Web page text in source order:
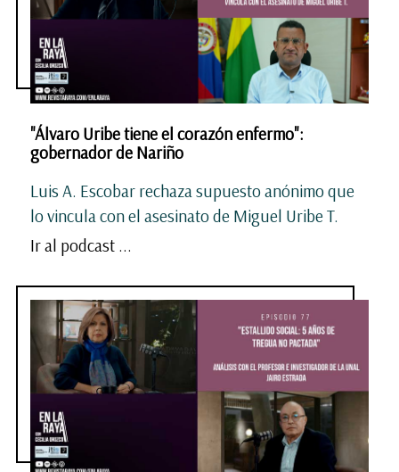
"Álvaro Uribe tiene el corazón enfermo":
gobernador de Nariño
Luis A. Escobar rechaza supuesto anónimo que
lo vincula con el asesinato de Miguel Uribe T.
Ir al podcast ...